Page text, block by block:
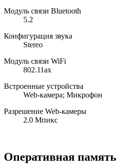
Модуль связи Bluetooth
5.2
Конфигурация звука
Stereo
Модуль связи WiFi
802.11ax
Встроенные устройства
Web-камера; Микрофон
Разрешение Web-камеры
2.0 Мпикс
Оперативная память